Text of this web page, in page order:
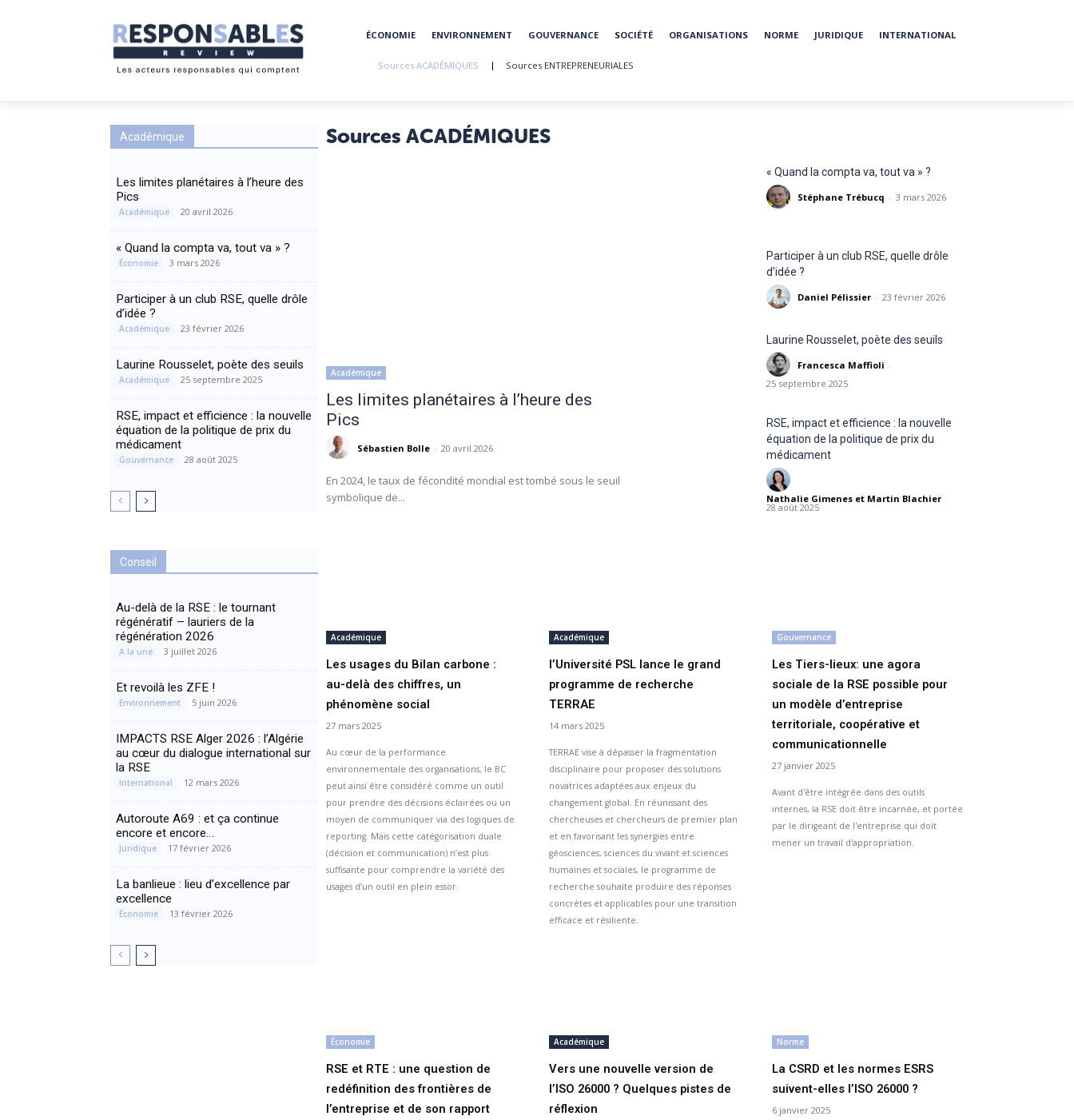
ÉCONOMIE ENVIRONNEMENT GOUVERNANCE SOCIÉTÉ ORGANISATIONS NORME JURIDIQUE INTERNATIONAL
Sources ACADÉMIQUES Sources ENTREPRENEURIALES
Académique
Les limites planétaires à l’heure des
Pics
Académique 20 avril 2026
« Quand la compta va, tout va » ?
Économie 3 mars 2026
Participer à un club RSE, quelle drôle
d’idée ?
Académique 23 février 2026
Laurine Rousselet, poète des seuils
Académique 25 septembre 2025
RSE, impact et efficience : la nouvelle
équation de la politique de prix du
médicament
Gouvernance 28 août 2025
Conseil
Au-delà de la RSE : le tournant
régénératif – lauriers de la
régénération 2026
A la une 3 juillet 2026
Et revoilà les ZFE !
Environnement 5 juin 2026
IMPACTS RSE Alger 2026 : l’Algérie
au cœur du dialogue international sur
la RSE
International 12 mars 2026
Autoroute A69 : et ça continue
encore et encore…
Juridique 17 février 2026
La banlieue : lieu d’excellence par
excellence
Économie 13 février 2026
Sources ACADÉMIQUES
Académique
Les limites planétaires à l’heure des
Pics
Sébastien Bolle - 20 avril 2026
En 2024, le taux de fécondité mondial est tombé sous le seuil
symbolique de...
« Quand la compta va, tout va » ?
Stéphane Trébucq - 3 mars 2026
Participer à un club RSE, quelle drôle
d’idée ?
Daniel Pélissier - 23 février 2026
Laurine Rousselet, poète des seuils
Francesca Maffioli -
25 septembre 2025
RSE, impact et efficience : la nouvelle
équation de la politique de prix du
médicament
Nathalie Gimenes et Martin Blachier -
28 août 2025
Académique
Les usages du Bilan carbone :
au-delà des chiffres, un
phénomène social
27 mars 2025
Au cœur de la performance
environnementale des organisations, le BC
peut ainsi être considéré comme un outil
pour prendre des décisions éclairées ou un
moyen de communiquer via des logiques de
reporting. Mais cette catégorisation duale
(décision et communication) n’est plus
suffisante pour comprendre la variété des
usages d’un outil en plein essor.
Académique
l’Université PSL lance le grand
programme de recherche
TERRAE
14 mars 2025
TERRAE vise à dépasser la fragmentation
disciplinaire pour proposer des solutions
novatrices adaptées aux enjeux du
changement global. En réunissant des
chercheuses et chercheurs de premier plan
et en favorisant les synergies entre
géosciences, sciences du vivant et sciences
humaines et sociales, le programme de
recherche souhaite produire des réponses
concrètes et applicables pour une transition
efficace et résiliente.
Gouvernance
Les Tiers-lieux: une agora
sociale de la RSE possible pour
un modèle d’entreprise
territoriale, coopérative et
communicationnelle
27 janvier 2025
Avant d'être intégrée dans des outils
internes, la RSE doit être incarnée, et portée
par le dirigeant de l'entreprise qui doit
mener un travail d'appropriation.
Économie
RSE et RTE : une question de
redéfinition des frontières de
l’entreprise et de son rapport
Académique
Vers une nouvelle version de
l’ISO 26000 ? Quelques pistes de
réflexion
Norme
La CSRD et les normes ESRS
suivent-elles l’ISO 26000 ?
6 janvier 2025